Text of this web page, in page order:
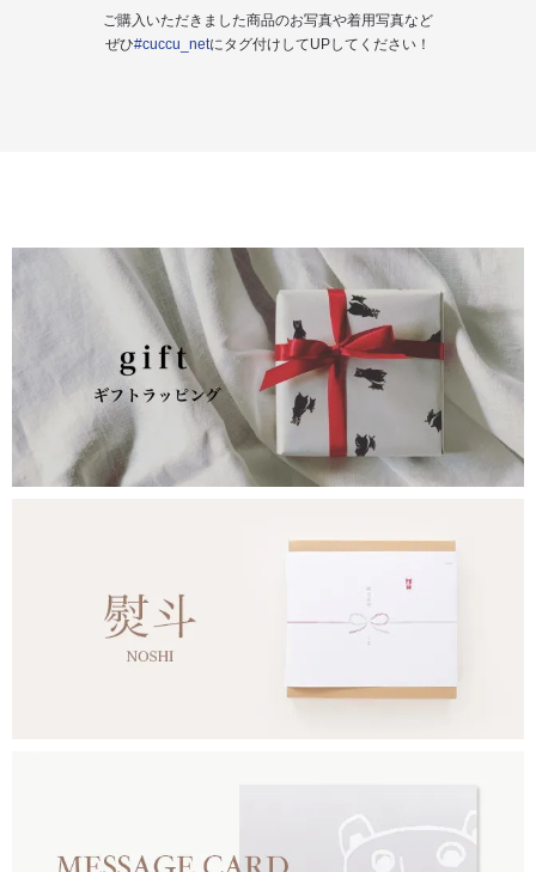
ご購入いただきました商品のお写真や着用写真など
ぜひ#cuccu_netにタグ付けしてUPしてください！